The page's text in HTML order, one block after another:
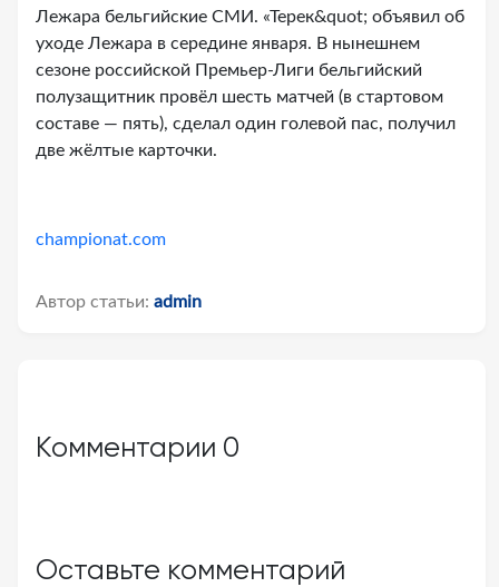
Лежара бельгийские СМИ. «Терек&quot; объявил об
уходе Лежара в середине января. В нынешнем
сезоне российской Премьер-Лиги бельгийский
полузащитник провёл шесть матчей (в стартовом
составе — пять), сделал один голевой пас, получил
две жёлтые карточки.
championat.com
Автор статьи: admin
Комментарии 0
Оставьте комментарий